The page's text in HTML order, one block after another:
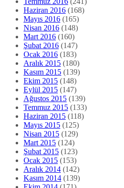
Haziran 2016 (168)
Mayıs 2016 (165)
Nisan 2016 (148)
Mart 2016 (160)
Şubat 2016 (147)
Ocak 2016 (183)
Aralık 2015 (180)
Kasım 2015 (139)
Ekim 2015 (148)
Eylül 2015 (147)
Ağustos 2015 (139)
Temmuz 2015 (133)
Haziran 2015 (118)
Mayıs 2015 (125)
Nisan 2015 (129)
Mart 2015 (124)
Şubat 2015 (123)
Ocak 2015 (153)
Aralık 2014 (142)
Kasım 2014 (139)